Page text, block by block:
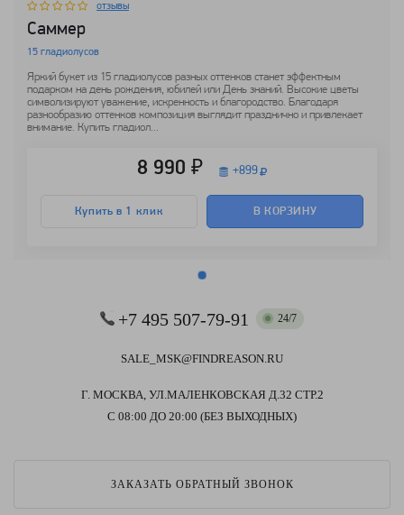
отзывы
Саммер
15 гладиолусов
Яркий букет из 15 гладиолусов разных оттенков станет эффектным
подарком на день рождения, юбилей или День знаний. Высокие цветы
символизируют уважение, искренность и благородство. Благодаря
разнообразию оттенков композиция выглядит празднично и привлекает
внимание. Купить гладиол...
8 990 ₽ +899
Купить в 1 клик В КОРЗИНУ
+7 495 507-79-91 24/7
SALE_MSK@FINDREASON.RU
Г. МОСКВА, УЛ.МАЛЕНКОВСКАЯ Д.32 СТР.2
С 08:00 ДО 20:00 (БЕЗ ВЫХОДНЫХ)
ЗАКАЗАТЬ ОБРАТНЫЙ ЗВОНОК